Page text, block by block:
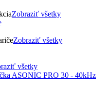
Zobraziť všetky
Zobraziť všetky
všetky